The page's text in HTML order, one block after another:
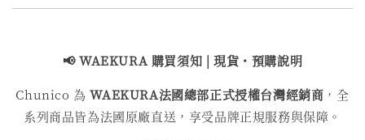
📢 WAEKURA 購買須知 | 現貨・預購說明
Chunico 為WAEKURA法國總部正式授權台灣經銷商 ，全
系列商品皆為法國原廠直送，享受品牌正規服務與保障。